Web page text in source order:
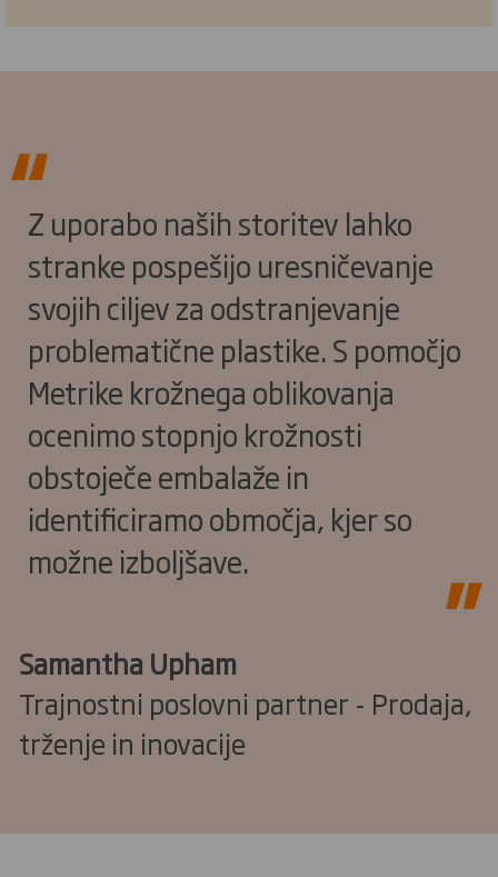
Z uporabo naših storitev lahko
stranke pospešijo uresničevanje
svojih ciljev za odstranjevanje
problematične plastike. S pomočjo
Metrike krožnega oblikovanja
ocenimo stopnjo krožnosti
obstoječe embalaže in
identificiramo območja, kjer so
možne izboljšave.
Samantha Upham
Trajnostni poslovni partner - Prodaja,
trženje in inovacije